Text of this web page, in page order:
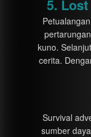
5.
kuno.
cerita.
Survival
sumber